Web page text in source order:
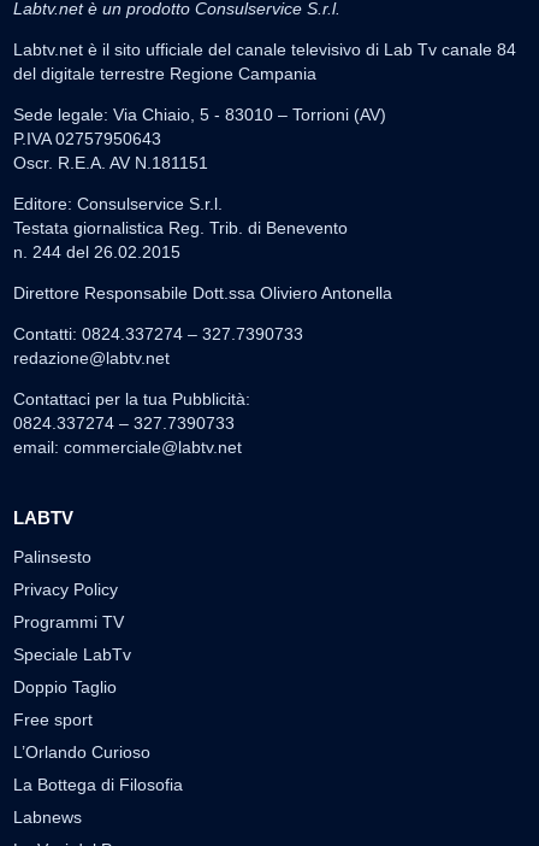
Labtv.net è un prodotto Consulservice S.r.l.
Labtv.net è il sito ufficiale del canale televisivo di Lab Tv canale 84
del digitale terrestre Regione Campania
Sede legale: Via Chiaio, 5 - 83010 – Torrioni (AV)
P.IVA 02757950643
Oscr. R.E.A. AV N.181151
Editore: Consulservice S.r.l.
Testata giornalistica Reg. Trib. di Benevento
n. 244 del 26.02.2015
Direttore Responsabile Dott.ssa Oliviero Antonella
Contatti: 0824.337274 – 327.7390733
redazione@labtv.net
Contattaci per la tua Pubblicità:
0824.337274 – 327.7390733
email: commerciale@labtv.net
LABTV
Palinsesto
Privacy Policy
Programmi TV
Speciale LabTv
Doppio Taglio
Free sport
L’Orlando Curioso
La Bottega di Filosofia
Labnews